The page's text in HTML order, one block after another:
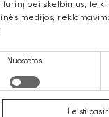
bei skelbimus,
medijos,
Nuostatos
Leisti